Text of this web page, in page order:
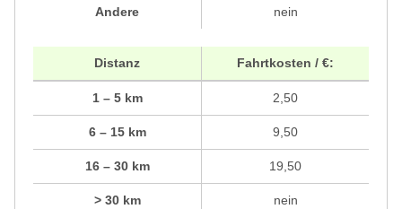
Andere nein
Distanz
1 – 5 km
6 – 15 km
16 – 30 km
> 30 km
Fahrtkosten / €:
2,50
9,50
19,50
nein